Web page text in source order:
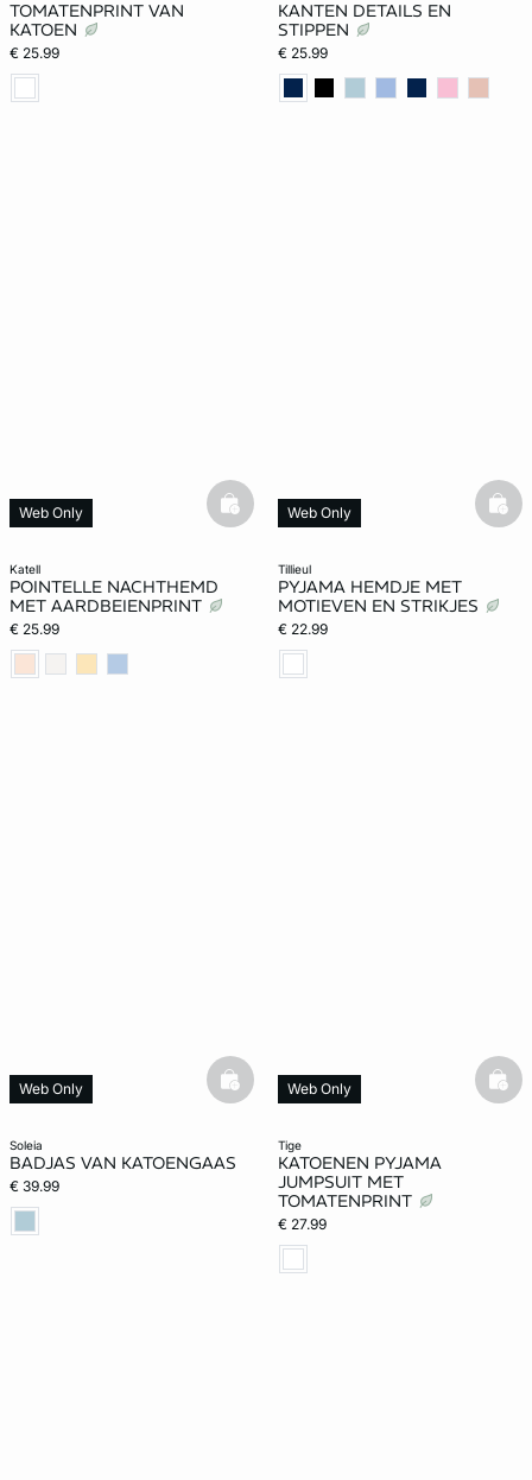
TOMATENPRINT VAN
KATOEN
€ 25.99
KANTEN DETAILS EN
STIPPEN
€ 25.99
katell
POINTELLE NACHTHEMD
MET AARDBEIENPRINT
€ 25.99
Web Only basketfull
tillieul
PYJAMA HEMDJE MET
MOTIEVEN EN STRIKJES
€ 22.99
Web Only
soleia
BADJAS VAN KATOENGAAS
€ 39.99
Web Only basketfull
tige
KATOENEN PYJAMA
JUMPSUIT MET
TOMATENPRINT
€ 27.99
Web Only